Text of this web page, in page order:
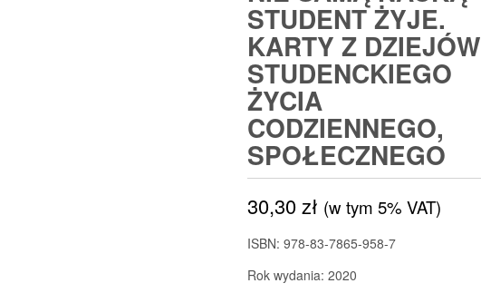
STUDENT ŻYJE.
KARTY Z DZIEJÓW
STUDENCKIEGO
ŻYCIA
CODZIENNEGO,
SPOŁECZNEGO
30,30zł (w tym 5% VAT)
ISBN: 978-83-7865-958-7
Rok wydania: 2020